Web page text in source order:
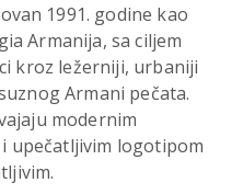
1991. godine kao
Armanija, sa ciljem
kroz ležerniji, urbaniji
Armani pečata.
modernim
upečatljivim logotipom